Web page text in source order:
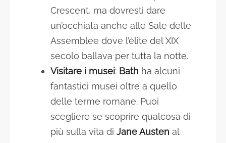
Crescent, ma dovresti dare
un’occhiata anche alle Sale delle
Assemblee dove l’élite del XIX
secolo ballava per tutta la notte.
Visitare i musei: Bath ha alcuni
fantastici musei oltre a quello
delle terme romane. Puoi
scegliere se scoprire qualcosa di
più sulla vita di Jane Austen al